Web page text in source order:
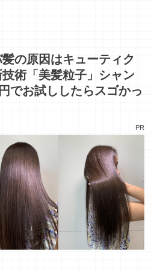
髪の原因はキューティク
術「美髪粒子」シャン
でお試ししたらスゴかっ
PR